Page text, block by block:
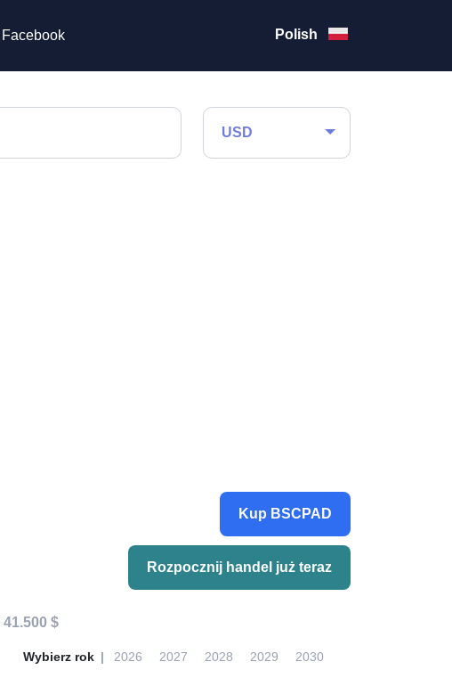
Facebook Polish
USD
Kup BSCPAD
Rozpocznij handel już teraz
41.500 $
Wybierz rok 2026 2027 2028 2029 2030